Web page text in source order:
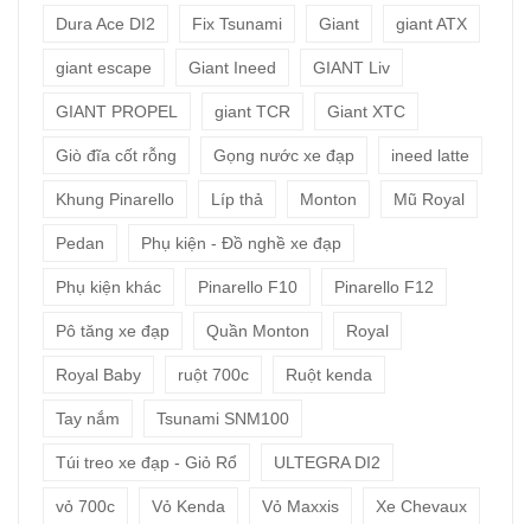
Dura Ace DI2 Fix Tsunami Giant giant ATX
giant escape Giant Ineed GIANT Liv
GIANT PROPEL giant TCR Giant XTC
Giò đĩa cốt rỗng Gọng nước xe đạp ineed latte
Khung Pinarello Líp thả Monton Mũ Royal
Pedan Phụ kiện - Đồ nghề xe đạp
Phụ kiện khác Pinarello F10 Pinarello F12
Pô tăng xe đạp Quần Monton Royal
Royal Baby ruột 700c Ruột kenda
Tay nắm Tsunami SNM100
Túi treo xe đạp - Giỏ Rổ ULTEGRA DI2
vỏ 700c Vỏ Kenda Vỏ Maxxis Xe Chevaux